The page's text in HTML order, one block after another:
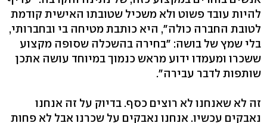
להיות עובד פשוט ולא משכיל שטובתו האישית קודמת
לטובת החברה כולה", היא כותבת מטיחה בי ובחברותי,
בלי שמץ של בושה: "בחירה בהשכלה שסופה מקצוע
ששכרו ומעמדו ידוע מראש כנמוך במיוחד עושה אתכן
שותפות לדבר עבירה".
זה לא שאנחנו לא רוצים כסף. בדיוק על זה אנחנו
נאבקים עכשיו. אנחנו נאבקים על שכרנו אבל לא פחות